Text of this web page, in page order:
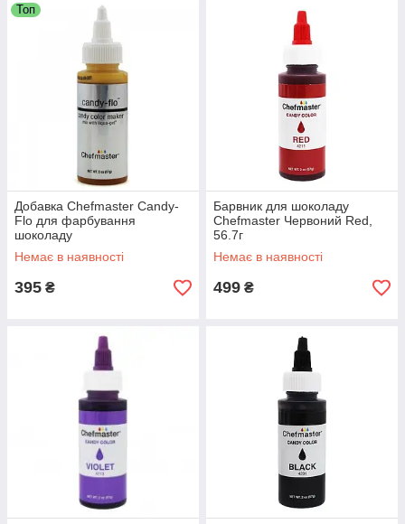
Топ
Добавка Chefmaster Candy-
Flo для фарбування
шоколаду
Немає в наявності
395 ₴
Барвник для шоколаду
Chefmaster Червоний Red,
56.7г
Немає в наявності
499 ₴